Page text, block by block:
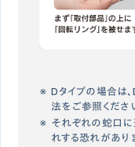
Dタイプの場合は
法をご参照くださ
それぞれの蛇口に
れする恐れがあり